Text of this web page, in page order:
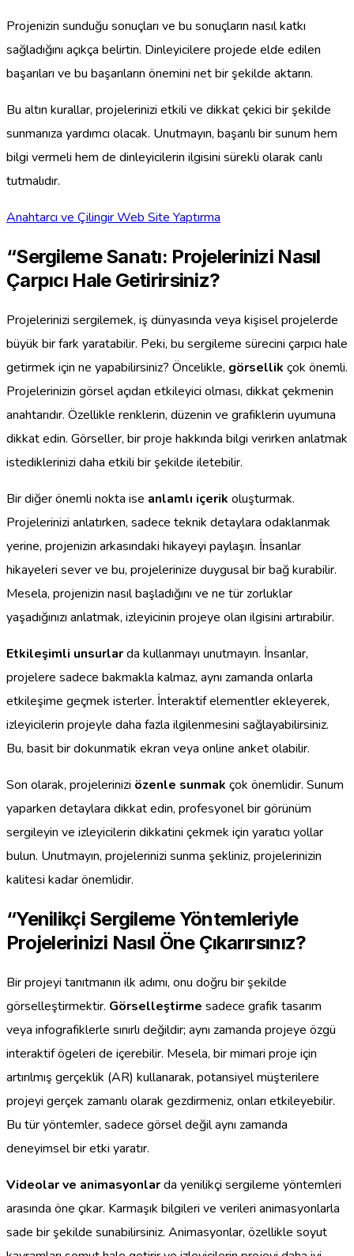
Projenizin sunduğu sonuçları ve bu sonuçların nasıl katkı
sağladığını açıkça belirtin. Dinleyicilere projede elde edilen
başarıları ve bu başarıların önemini net bir şekilde aktarın.
Bu altın kurallar, projelerinizi etkili ve dikkat çekici bir şekilde
sunmanıza yardımcı olacak. Unutmayın, başarılı bir sunum hem
bilgi vermeli hem de dinleyicilerin ilgisini sürekli olarak canlı
tutmalıdır.
Anahtarcı ve Çilingir Web Site Yaptırma
“Sergileme Sanatı: Projelerinizi Nasıl
Çarpıcı Hale Getirirsiniz?
Projelerinizi sergilemek, iş dünyasında veya kişisel projelerde
büyük bir fark yaratabilir. Peki, bu sergileme sürecini çarpıcı hale
getirmek için ne yapabilirsiniz? Öncelikle, görsellik çok önemli.
Projelerinizin görsel açıdan etkileyici olması, dikkat çekmenin
anahtarıdır. Özellikle renklerin, düzenin ve grafiklerin uyumuna
dikkat edin. Görseller, bir proje hakkında bilgi verirken anlatmak
istediklerinizi daha etkili bir şekilde iletebilir.
Bir diğer önemli nokta ise anlamlı içerik oluşturmak.
Projelerinizi anlatırken, sadece teknik detaylara odaklanmak
yerine, projenizin arkasındaki hikayeyi paylaşın. İnsanlar
hikayeleri sever ve bu, projelerinize duygusal bir bağ kurabilir.
Mesela, projenizin nasıl başladığını ve ne tür zorluklar
yaşadığınızı anlatmak, izleyicinin projeye olan ilgisini artırabilir.
Etkileşimli unsurlarda kullanmayı unutmayın. İnsanlar,
projelere sadece bakmakla kalmaz, aynı zamanda onlarla
etkileşime geçmek isterler. İnteraktif elementler ekleyerek,
izleyicilerin projeyle daha fazla ilgilenmesini sağlayabilirsiniz.
Bu, basit bir dokunmatik ekran veya online anket olabilir.
Son olarak, projelerinizi özenle sunmak çok önemlidir. Sunum
yaparken detaylara dikkat edin, profesyonel bir görünüm
sergileyin ve izleyicilerin dikkatini çekmek için yaratıcı yollar
bulun. Unutmayın, projelerinizi sunma şekliniz, projelerinizin
kalitesi kadar önemlidir.
“Yenilikçi Sergileme Yöntemleriyle
Projelerinizi Nasıl Öne Çıkarırsınız?
Bir projeyi tanıtmanın ilk adımı, onu doğru bir şekilde
görselleştirmektir. Görselleştirme sadece grafik tasarım
veya infografiklerle sınırlı değildir; aynı zamanda projeye özgü
interaktif ögeleri de içerebilir. Mesela, bir mimari proje için
artırılmış gerçeklik (AR) kullanarak, potansiyel müşterilere
projeyi gerçek zamanlı olarak gezdirmeniz, onları etkileyebilir.
Bu tür yöntemler, sadece görsel değil aynı zamanda
deneyimsel bir etki yaratır.
Videolar ve animasyonlarda yenilikçi sergileme yöntemleri
arasında öne çıkar. Karmaşık bilgileri ve verileri animasyonlarla
sade bir şekilde sunabilirsiniz. Animasyonlar, özellikle soyut